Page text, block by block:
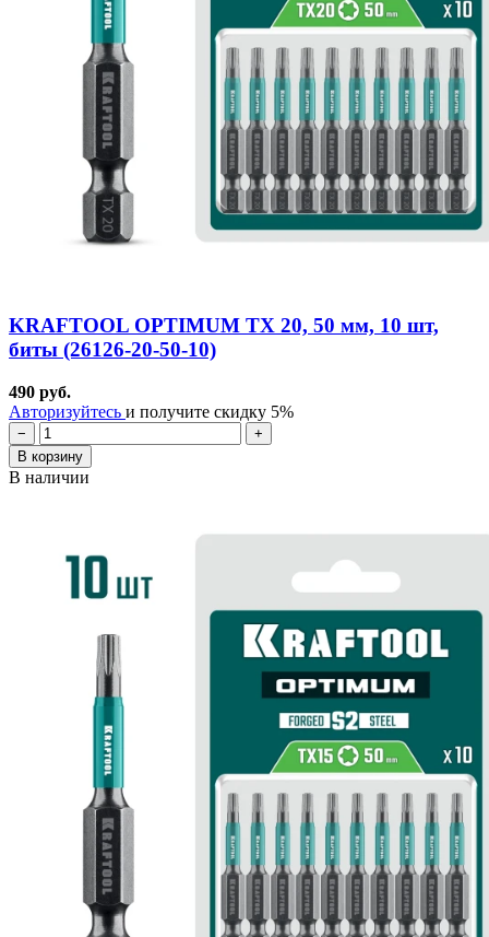
KRAFTOOL OPTIMUM TX 20, 50 мм, 10 шт,
биты (26126-20-50-10)
490 руб.
Авторизуйтесь и получите скидку 5%
−
+
В корзину
В наличии